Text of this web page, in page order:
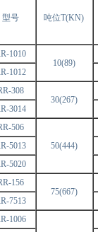
型号 吨位T(KN)
1010
10(89)
1012
308
30(267)
3014
506
50(444)
5013
5020
156
75(667)
7513
1006